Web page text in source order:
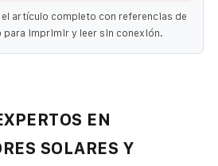
el artículo completo con referencias de
para imprimir y leer sin conexión.
EN
SOLARES Y